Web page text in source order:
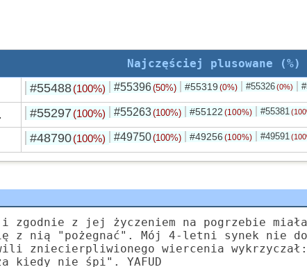
Najczęściej plusowane
#55488 (100%) #55396(50%) #55319 (0%) #55326 (0%)
#55297 (100%) #55263(100%) #55122 (100%) #55381
#48790 (100%) #49750(100%) #49256 (100%) #49591
i zgodnie z jej życzeniem na pogrzebie
nią "pożegnać". Mój 4-letni synek nie do
zniecierpliwionego wiercenia
kiedy nie śpi". YAFUD